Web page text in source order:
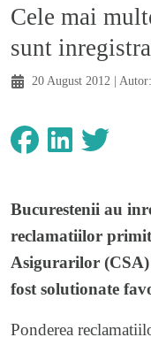
Cele mai
sunt
20 August 2012 | Autor:
Bucurestenii au
reclamatiilor
Asigurarilor
fost solutionate
Ponderea